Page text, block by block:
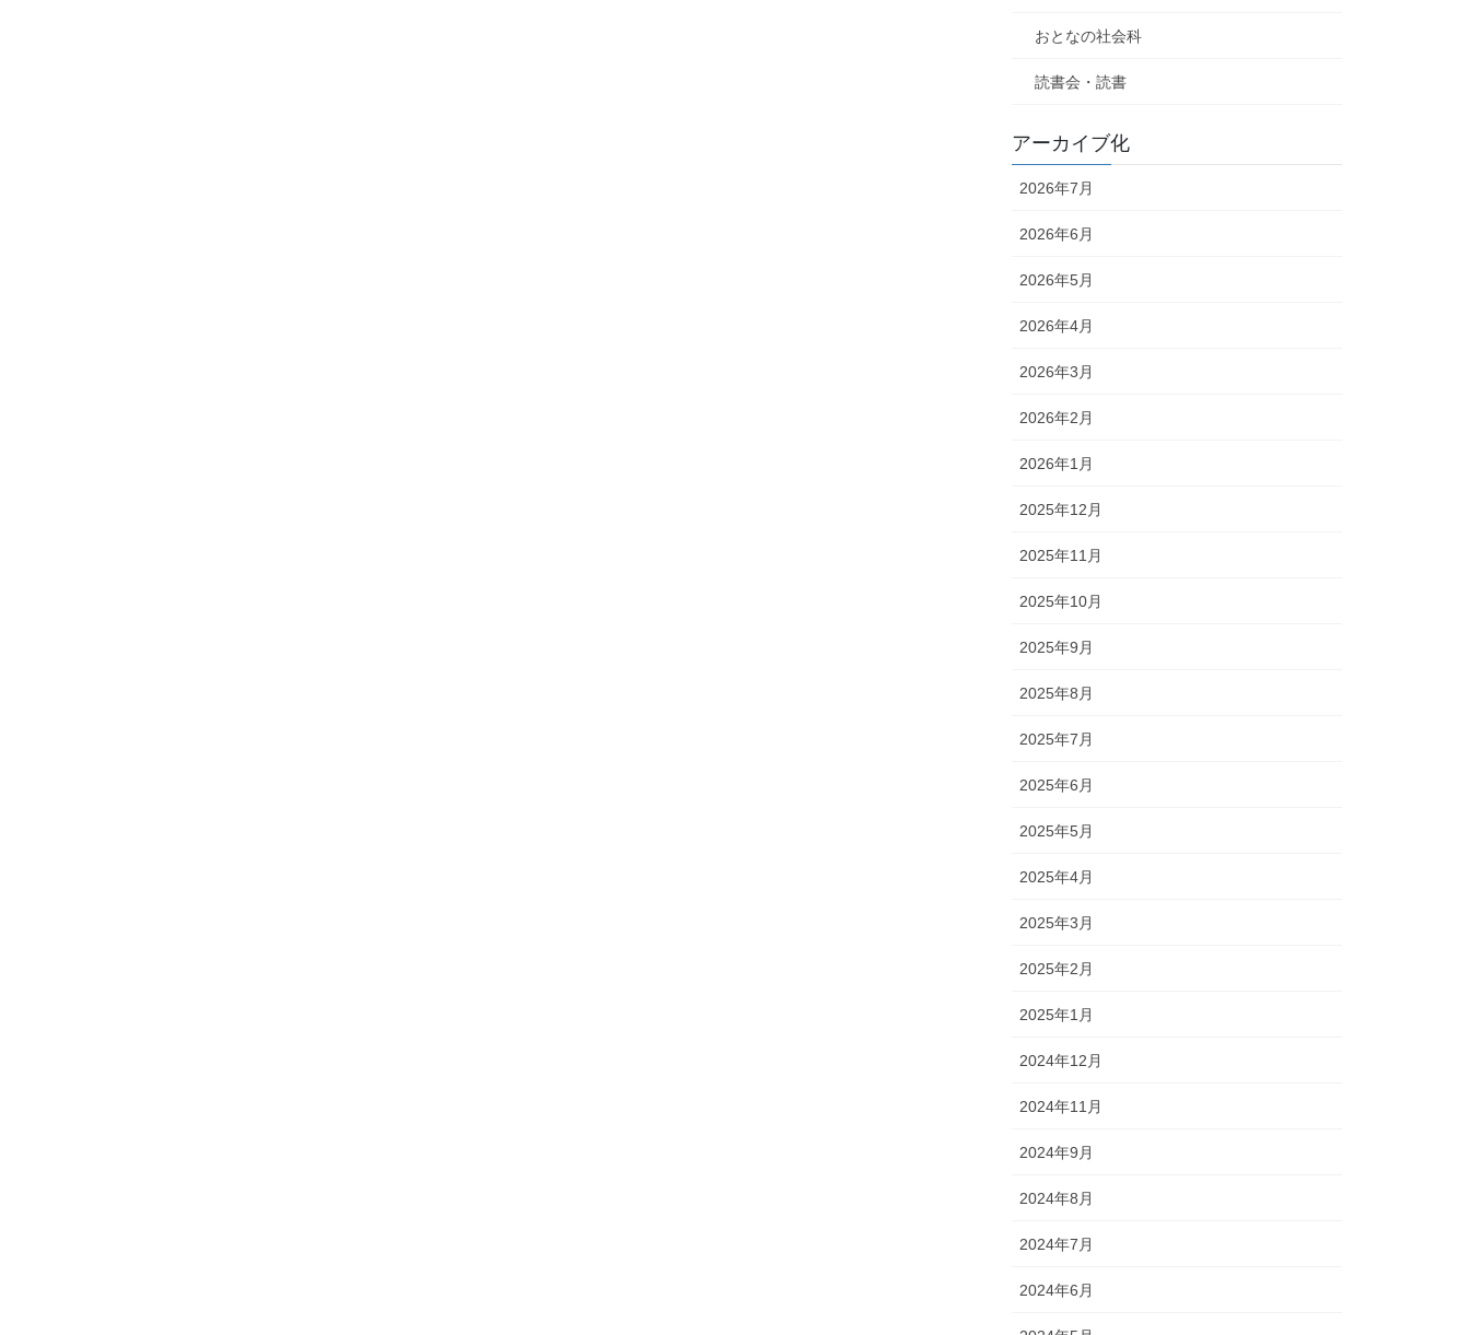
おとなの社会科
読書会・読書
アーカイブ化
2026年7月
2026年6月
2026年5月
2026年4月
2026年3月
2026年2月
2026年1月
2025年12月
2025年11月
2025年10月
2025年9月
2025年8月
2025年7月
2025年6月
2025年5月
2025年4月
2025年3月
2025年2月
2025年1月
2024年12月
2024年11月
2024年9月
2024年8月
2024年7月
2024年6月